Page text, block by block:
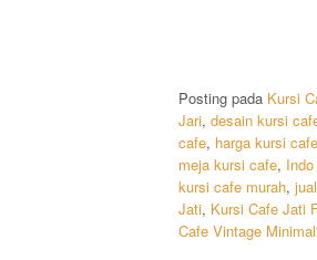
Posting pada Kursi
Jari, desain kursi
cafe, harga kursi
meja kursi cafe,
kursi cafe murah,
Jati, Kursi Cafe Jati
Cafe Vintage